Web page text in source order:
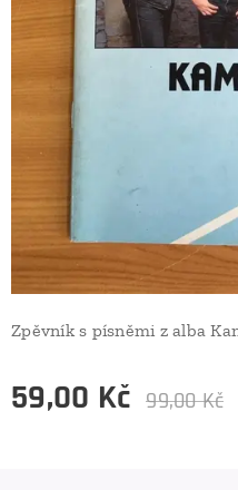
Zpěvník s písněmi z alba
59,00 Kč 99,00Kč